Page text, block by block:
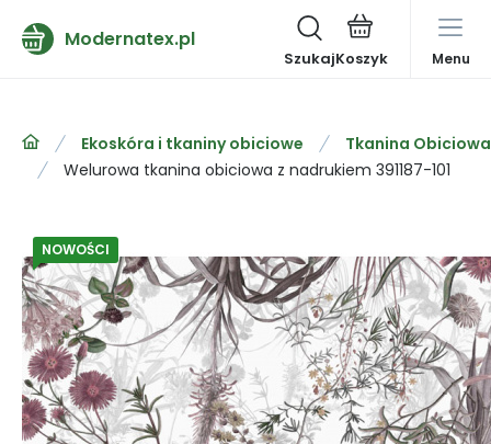
Modernatex.pl
Szukaj Menu
Ekoskóra i tkaniny obiciowe
Tkanina Obiciowa
Welurowa tkanina obiciowa z nadrukiem 391187-101
NOWOŚCI